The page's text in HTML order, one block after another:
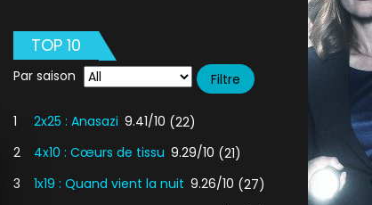
TOP 10
Par saison
1 2x25 : Anasazi 9.41/10 (22)
2
4x10 : Cœurs de tissu 9.29/10 (21)
3
1x19 : Quand vient la nuit 9.26/10 (27)